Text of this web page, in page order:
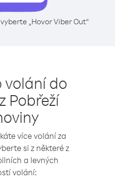
„Hovor Viber Out“
volání do
Pobřeží
více volání za
si z některé z
a levných
volání: